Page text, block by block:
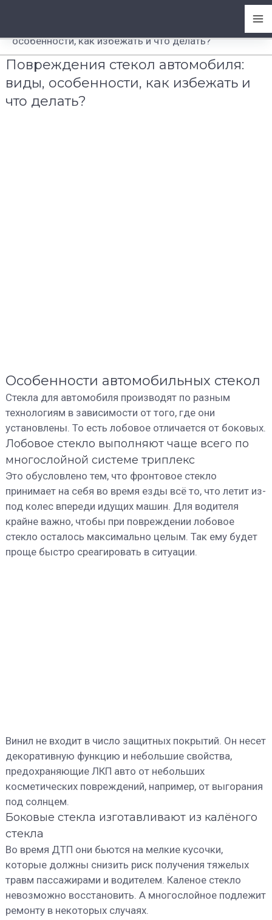
содержимому
особенности, как избежать и что делать?
Повреждения стекол автомобиля:
виды, особенности, как избежать и
что делать?
Особенности автомобильных стекол
Стекла для автомобиля производят по разным
технологиям в зависимости от того, где они
установлены. То есть лобовое отличается от боковых.
Лобовое стекло выполняют чаще всего по
многослойной системе триплекс
Это обусловлено тем, что фронтовое стекло
принимает на себя во время езды всё то, что летит из-
под колес впереди идущих машин. Для водителя
крайне важно, чтобы при повреждении лобовое
стекло осталось максимально целым. Так ему будет
проще быстро среагировать в ситуации.
Винил не входит в число защитных покрытий. Он несет
декоративную функцию и небольшие свойства,
предохраняющие ЛКП авто от небольших
косметических повреждений, например, от выгорания
под солнцем.
Боковые стекла изготавливают из калёного
стекла
Во время ДТП они бьются на мелкие кусочки,
которые должны снизить риск получения тяжелых
травм пассажирами и водителем. Каленое стекло
невозможно восстановить. А многослойное подлежит
ремонту в некоторых случаях.